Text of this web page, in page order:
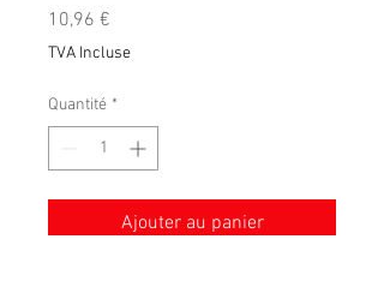
10,96 €
TVA Incluse
Quantité *
Ajouter au panier